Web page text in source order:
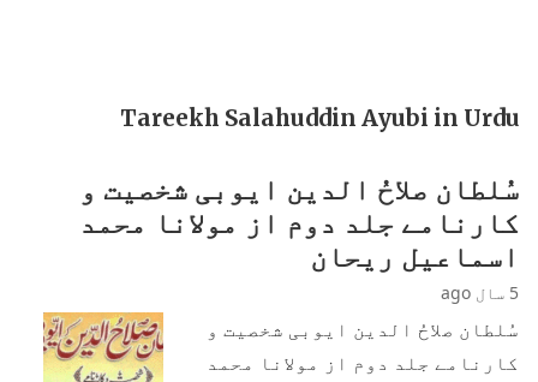
Tareekh Salahuddin Ayubi in Urdu
سُلطان صلاحُ الدین ایوبی شخصیت و
کارنامے جلد دوم از مولانا محمد
اسماعیل ریحان
5 سال ago
سُلطان صلاحُ الدین ایوبی شخصیت و
کارنامے جلد دوم از مولانا محمد